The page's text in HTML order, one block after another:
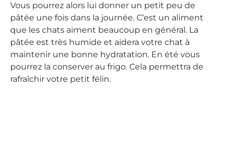
Vous pourrez alors lui donner un petit peu de
pâtée une fois dans la journée. C’est un aliment
que les chats aiment beaucoup en général. La
pâtée est très humide et aidera votre chat à
maintenir une bonne hydratation. En été vous
pourrez la conserver au frigo. Cela permettra de
rafraîchir votre petit félin.